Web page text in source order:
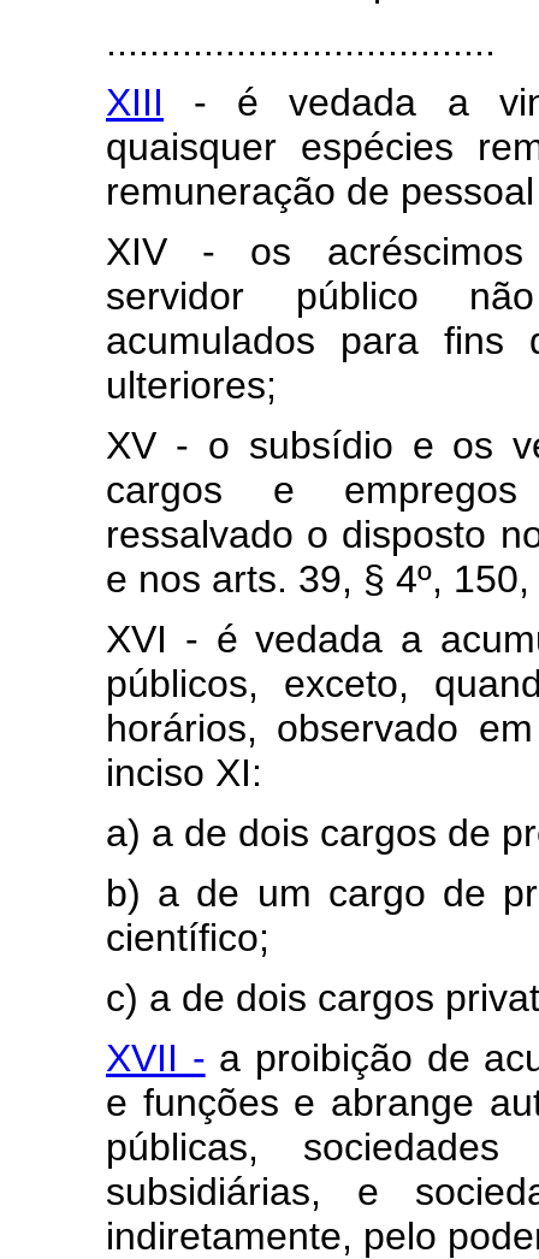
....................................
XIII - é vedada a
quaisquer espécies
remuneração de
XIV - os acréscimos
servidor público
acumulados para fins
ulteriores;
XV - o subsídio e os
cargos e
ressalvado o disposto
e nos arts. 39, § 4º,
XVI - é vedada a
públicos, exceto,
horários, observado
inciso XI:
a) a de dois cargos de
b) a de um cargo de
científico;
c) a de dois cargos
XVII - a proibição de
e funções e abrange
públicas,
subsidiárias, e
indiretamente, pelo